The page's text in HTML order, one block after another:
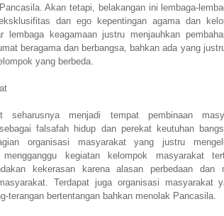
Akan tetapi, belakangan ini lembaga-
dan ego kepentingan agama dan
lembaga keagamaan justru menjauhkan
beragama dan berbangsa, bahkan ada yang
yang berbeda.
seharusnya menjadi tempat pembinaan
falsafah hidup dan perekat keutuhan
organisasi masyarakat yang justru
kegiatan kelompok masyarakat
kekerasan karena alasan perbedaan dan
Terdapat juga organisasi masyarakat
terangan bertentangan bahkan menolak Pancasila.